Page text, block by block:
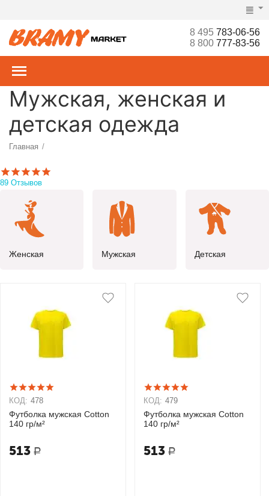
8 495783-06-56
8 800777-83-56
Мужская, женская и
детская одежда
Главная /
89 Отзывов
Женская Мужская Детская
КОД: 478
Футболка мужская Cotton
140 гр/м²
513 Р
КОД: 479
Футболка мужская Cotton
140 гр/м²
513 Р